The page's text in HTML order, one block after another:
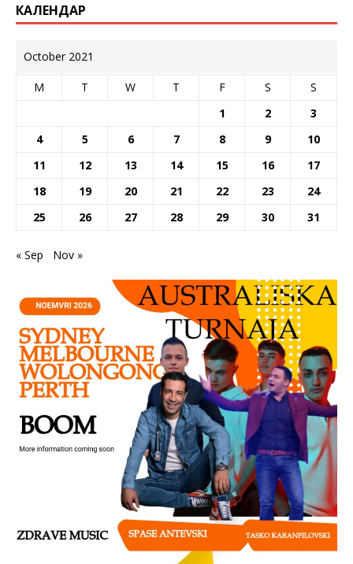
КАЛЕНДАР
October 2021
M T W T F S
S
1
2
3
4
5 6 7 8 9
10
11
12 13 14 15 16
17
18
19 20 21 22 23
24
25
26 27 28 29 30 31
« Sep Nov »